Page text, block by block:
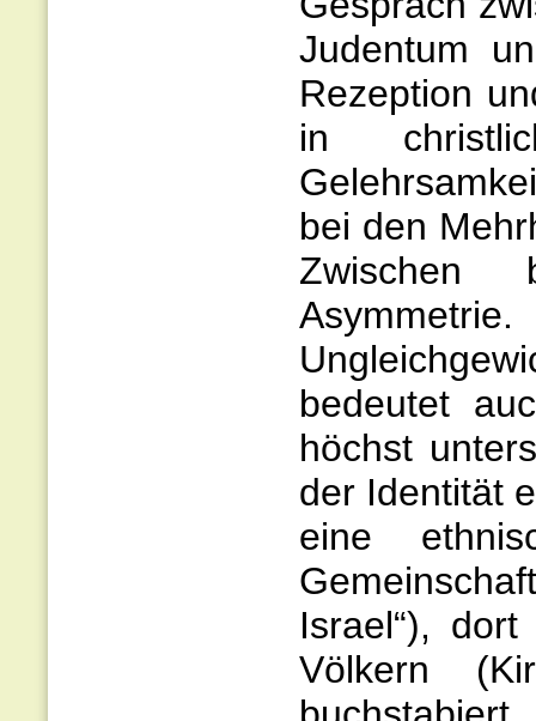
Judentum
Rezeption
in
bei den
Zwischen
bedeutet
höchst
der Identität
eine
Israel“),
Völkern